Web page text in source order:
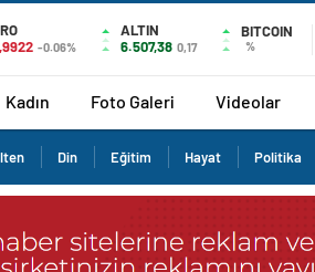
-0.06%
ALTIN
6.507,38 0,17
BITCOIN
%
Kadın Foto Galeri Videolar
Din Eğitim Hayat Politika